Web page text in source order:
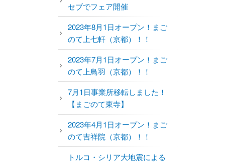
セブでフェア開催
2023年8月1日オープン！まご
のて上七軒（京都）！！
2023年7月1日オープン！まご
のて上鳥羽（京都）！！
7月1日事業所移転しました！
【まごのて東寺】
2023年4月1日オープン！まご
のて吉祥院（京都）！！
トルコ・シリア大地震による